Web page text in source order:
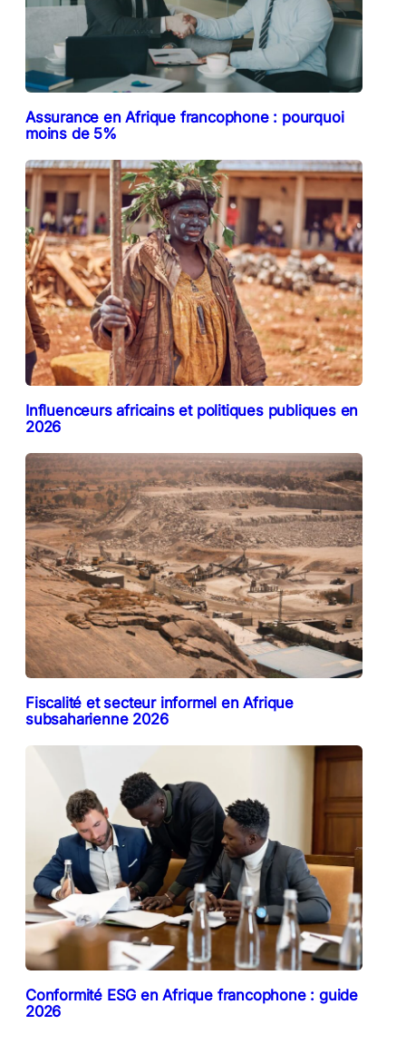
Assurance en Afrique francophone : pourquoi
moins de 5%
Influenceurs africains et politiques publiques en
2026
Fiscalité et secteur informel en Afrique
subsaharienne 2026
Conformité ESG en Afrique francophone : guide
2026